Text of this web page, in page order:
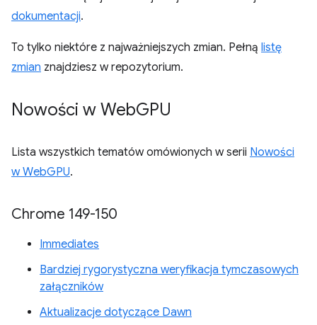
dokumentacji.
To tylko niektóre z najważniejszych zmian. Pełną listę
zmian znajdziesz w repozytorium.
Nowości w WebGPU
Lista wszystkich tematów omówionych w serii Nowości
w WebGPU.
Chrome 149-150
Immediates
Bardziej rygorystyczna weryfikacja tymczasowych
załączników
Aktualizacje dotyczące Dawn